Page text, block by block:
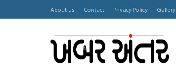
About us Contact Privacy Policy Gallery